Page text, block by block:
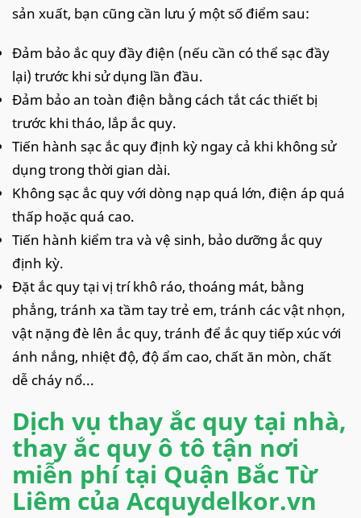
sản xuất, bạn cũng cần lưu ý một số điểm sau:
Đảm bảo ắc quy đầy điện (nếu cần có thể sạc đầy
lại) trước khi sử dụng lần đầu.
Đảm bảo an toàn điện bằng cách tắt các thiết bị
trước khi tháo, lắp ắc quy.
Tiến hành sạc ắc quy định kỳ ngay cả khi không sử
dụng trong thời gian dài.
Không sạc ắc quy với dòng nạp quá lớn, điện áp quá
thấp hoặc quá cao.
Tiến hành kiểm tra và vệ sinh, bảo dưỡng ắc quy
định kỳ.
Đặt ắc quy tại vị trí khô ráo, thoáng mát, bằng
phẳng, tránh xa tầm tay trẻ em, tránh các vật nhọn,
vật nặng đè lên ắc quy, tránh để ắc quy tiếp xúc với
ánh nắng, nhiệt độ, độ ẩm cao, chất ăn mòn, chất
dễ cháy nổ...
Dịch vụ thay ắc quy tại nhà,
thay ắc quy ô tô tận nơi
miễn phí tại Quận Bắc Từ
Liêm của Acquydelkor.vn